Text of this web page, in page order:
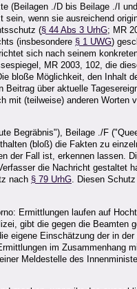
(Beilagen ./D bis Beilage ./I
wenn sie ausreichend
(§ 44 Abs 3 UrhG; MR
(insbesondere § 1 UWG)
sich nach seinem
MR 2003, 102, die
bloße Möglichkeit, den Inhalt
über aktuelle
mit (teilweise) anderen Worten
Begräbnis"), Beilage ./F
(bloß) die Fakten zu
der Fall ist, erkennen lassen.
die Nachricht gestaltet
nach § 79 UrhG. Diesen
Ermittlungen laufen auf
gibt die gegen die Beamten
eigene Einschätzung der in
im Zusammenhang
Meldestelle des